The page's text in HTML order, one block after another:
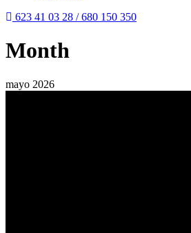
623 41 03 28 / 680 150 350
Month
mayo 2026